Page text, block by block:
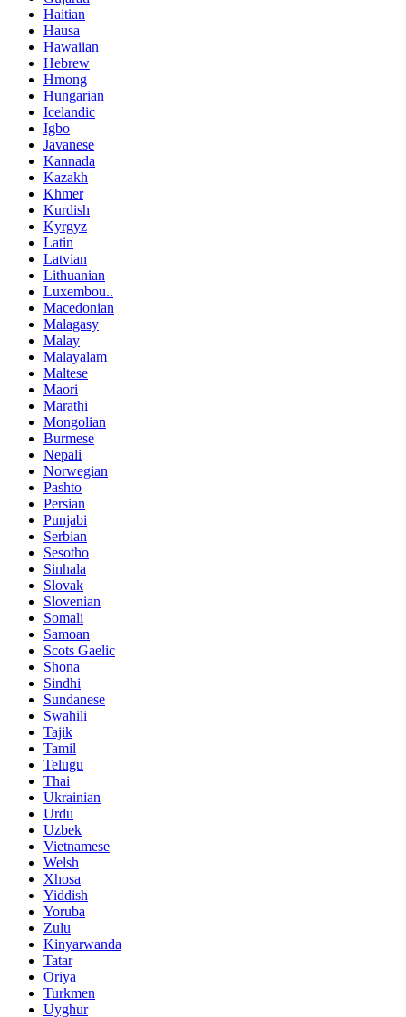
Haitian
Hausa
Hawaiian
Hebrew
Hmong
Hungarian
Icelandic
Igbo
Javanese
Kannada
Kazakh
Khmer
Kurdish
Kyrgyz
Latin
Latvian
Lithuanian
Luxembou..
Macedonian
Malagasy
Malay
Malayalam
Maltese
Maori
Marathi
Mongolian
Burmese
Nepali
Norwegian
Pashto
Persian
Punjabi
Serbian
Sesotho
Sinhala
Slovak
Slovenian
Somali
Samoan
Scots Gaelic
Shona
Sindhi
Sundanese
Swahili
Tajik
Tamil
Telugu
Thai
Ukrainian
Urdu
Uzbek
Vietnamese
Welsh
Xhosa
Yiddish
Yoruba
Zulu
Kinyarwanda
Tatar
Oriya
Turkmen
Uyghur